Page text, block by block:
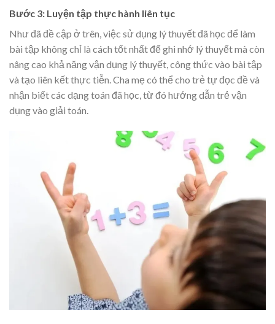
Bước 3: Luyện tập thực hành liên tục
Như đã đề cập ở trên, việc sử dụng lý thuyết đã học để làm
bài tập không chỉ là cách tốt nhất để ghi nhớ lý thuyết mà còn
nâng cao khả năng vận dụng lý thuyết, công thức vào bài tập
và tạo liên kết thực tiễn. Cha mẹ có thể cho trẻ tự đọc đề và
nhận biết các dạng toán đã học, từ đó hướng dẫn trẻ vận
dụng vào giải toán.